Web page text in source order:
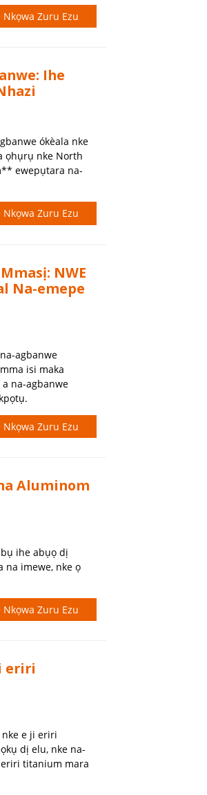
Nkọwa Zuru Ezu
Ihe
ókèala nke
ọhụrụ nke North
ewepụtara na-
Nkọwa Zuru Ezu
NWE
Na-emepe
agbanwe
isi maka
na-agbanwe
Nkọwa Zuru Ezu
Aluminom
ihe abụọ dị
na imewe, nke ọ
Nkọwa Zuru Ezu
eriri
e ji eriri
dị elu, nke na-
titanium mara